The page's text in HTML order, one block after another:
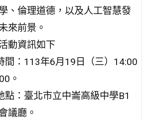
、倫理道德，以及人工智慧發
來前景。
動資訊如下
間：113年6月19日（三）14:00
。
點：臺北市立中崙高級中學B1
議廳。